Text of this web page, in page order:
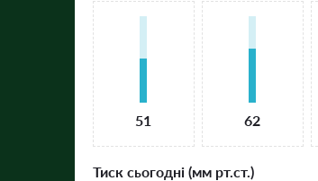
51 62
Тиск сьогодні (мм рт.ст.)